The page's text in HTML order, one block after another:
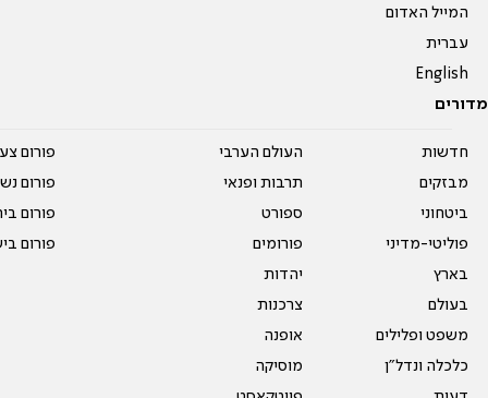
המייל האדום
עברית
English
מדורים
חדשות
מבזקים
ביטחוני
פוליטי-מדיני
בארץ
בעולם
משפט ופלילים
כלכלה ונדל"ן
העולם הערבי
תרבות ופנאי
ספורט
פורומים
יהדות
צרכנות
אופנה
מוסיקה
פורום
פורום
פורום
פורום